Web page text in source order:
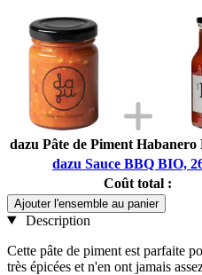
dazu Pâte de Piment Habanero
dazu Sauce BBQ BIO,
Coût total :
Ajouter l'ensemble au panier
Description
Cette pâte de piment est parfaite
très épicées et n'en ont jamais